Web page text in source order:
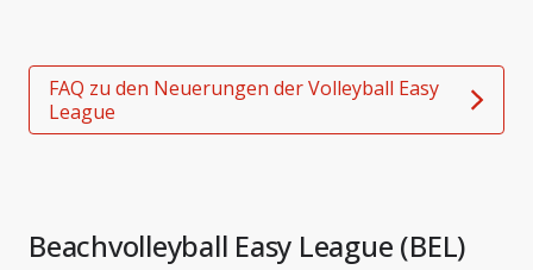
FAQ zu den Neuerungen der Volleyball Easy
League
Beachvolleyball Easy League (BEL)